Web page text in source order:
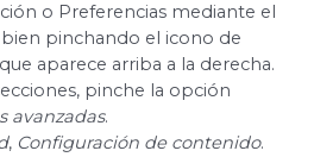
o Preferencias mediante el
pinchando el icono de
aparece arriba a la derecha.
pinche la opción
avanzadas.
, Configuración de contenido.